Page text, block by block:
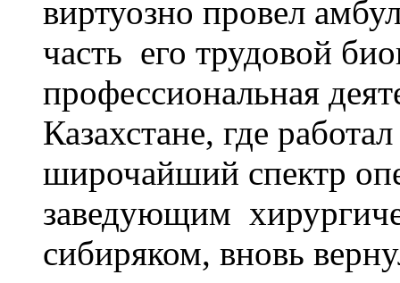
виртуозно провел
часть его трудовой
профессиональная
Казахстане, где
широчайший спектр
заведующим
сибиряком, вновь